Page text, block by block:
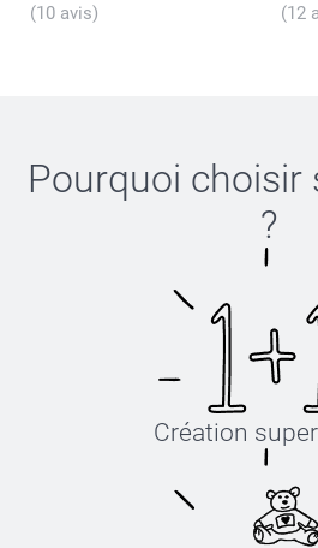
(10 avis) (12
Pourquoi choisir
?
Création